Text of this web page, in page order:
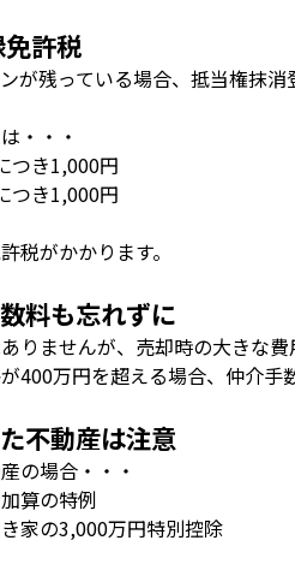
許税
が残っている場合、抵当権抹消
・・・
つき1,000円
つき1,000円
税がかかります。
料も忘れずに
りませんが、売却時の大きな費
400万円を超える場合、仲介手
不動産は注意
の場合・・・
算の特例
家の3,000万円特別控除